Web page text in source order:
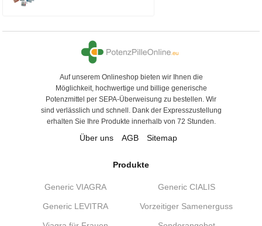
Auf unserem Onlineshop bieten wir Ihnen die
Möglichkeit, hochwertige und billige generische
Potenzmittel per SEPA-Überweisung zu bestellen. Wir
sind verlässlich und schnell. Dank der Expresszustellung
erhalten Sie Ihre Produkte innerhalb von 72 Stunden.
Über uns AGB Sitemap
Produkte
Generic VIAGRA Generic CIALIS
Generic LEVITRA Vorzeitiger Samenerguss